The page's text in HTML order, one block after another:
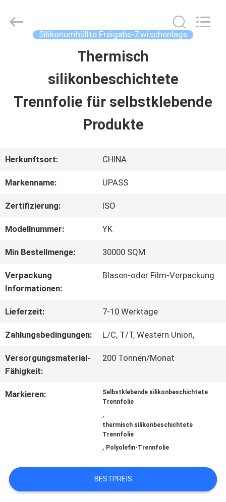
VIDEOS
ÜBER
UNS
WERKSBESICHTIGUNG
QUALITÄTSKONTROLLE
KONTAKT
NEUIGKEITEN
Technology
(Shanghai)
Silikonumhüllte Freigabe-Zwischenlage
Thermisch
silikonbeschichtete
Trennfolie für selbstklebende
Produkte
Herkunftsort: CHINA
Markenname: UPASS
Zertifizierung: ISO
Modellnummer: YK
Min Bestellmenge: 30000 SQM
Verpackung
Informationen:
Blasen-oder Film-Verpackung
Lieferzeit: 7-10 Werktage
Zahlungsbedingungen: L/C, T/T, Western Union,
Versorgungsmaterial-
Fähigkeit:
200 Tonnen/Monat
Markieren:
Selbstklebende silikonbeschichtete
Trennfolie
,
thermisch silikonbeschichtete
Trennfolie
, Polyolefin-Trennfolie
BESTPREIS